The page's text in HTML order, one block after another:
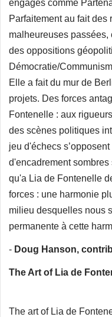
engagés comme
Parfaitement au fait
malheureuses
des oppositions
Démocratie/
Elle a fait du mur de
projets. Des forces
Fontenelle : aux
des scènes politiques
jeu d'échecs
d'encadrement
qu'a Lia de Fontenelle
forces : une harmonie
milieu desquelles nous
permanente à cette
- Doug Hanson,
The Art of Lia de
The art of Lia de